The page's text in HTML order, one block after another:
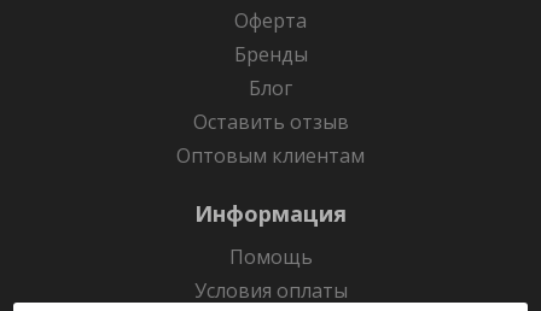
Оферта
Бренды
Блог
Оставить отзыв
Оптовым клиентам
Информация
Помощь
Условия оплаты